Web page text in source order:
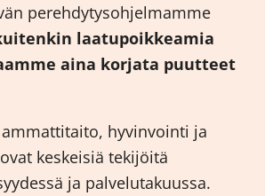
perehdytysohjelmamme
laatupoikkeamia
aina korjata puutteet
hyvinvointi ja
keskeisiä tekijöitä
ja palvelutakuussa.